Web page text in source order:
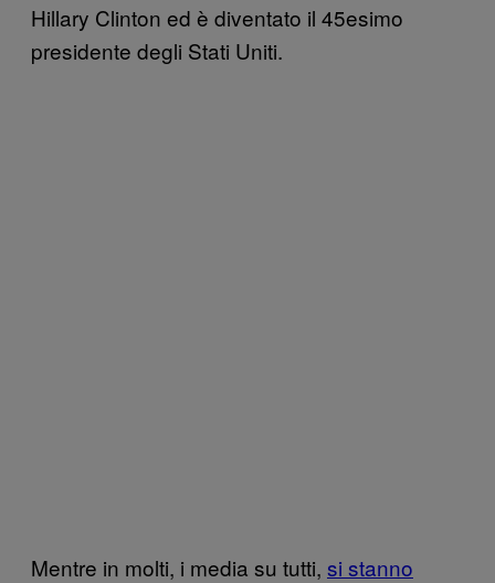
Hillary Clinton ed è diventato il 45esimo
presidente degli Stati Uniti.
Mentre in molti, i media su tutti, si stanno